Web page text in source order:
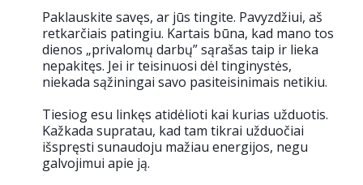
Paklauskite savęs, ar jūs tingite. Pavyzdžiui, aš
retkarčiais patingiu. Kartais būna, kad mano tos
dienos „privalomų darbų” sąrašas taip ir lieka
nepakitęs. Jei ir teisinuosi dėl tinginystės,
niekada sąžiningai savo pasiteisinimais netikiu.
Tiesiog esu linkęs atidėlioti kai kurias užduotis.
Kažkada supratau, kad tam tikrai užduočiai
išspręsti sunaudoju mažiau energijos, negu
galvojimui apie ją.